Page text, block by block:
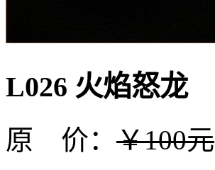
L026 火焰怒龙
原 价： ￥100元